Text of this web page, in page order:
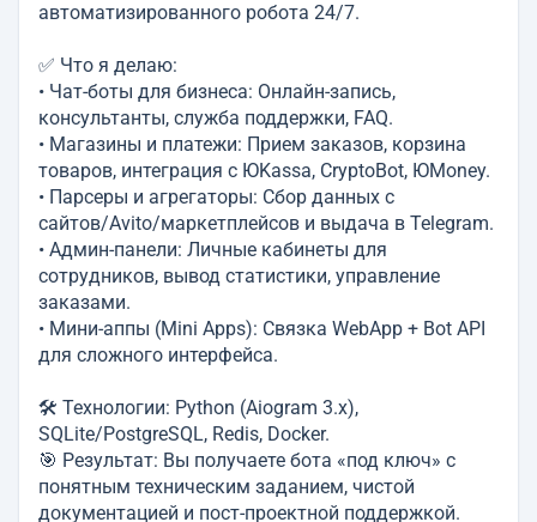
автоматизированного робота 24/7.
✅ Что я делаю:
• Чат-боты для бизнеса: Онлайн-запись,
консультанты, служба поддержки, FAQ.
• Магазины и платежи: Прием заказов, корзина
товаров, интеграция с ЮKassa, CryptoBot, ЮMoney.
• Парсеры и агрегаторы: Сбор данных с
сайтов/Avito/маркетплейсов и выдача в Telegram.
• Админ-панели: Личные кабинеты для
сотрудников, вывод статистики, управление
заказами.
• Мини-аппы (Mini Apps): Связка WebApp + Bot API
для сложного интерфейса.
🛠 Технологии: Python (Aiogram 3.x),
SQLite/PostgreSQL, Redis, Docker.
🎯 Результат: Вы получаете бота «под ключ» с
понятным техническим заданием, чистой
документацией и пост-проектной поддержкой.